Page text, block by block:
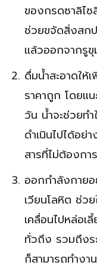
ของกรดซาลิไ
ช่วยขจัดสิ่งสก
แล้วออกจากรูขุ
ดื่มน้ำสะอาดใ
ราคาถูก โดยแ
วัน น้ำจะช่วยท
ดำเนินไปได้อย่
สารที่ไม่ต้องก
ออกกำลังกายอ
เวียนโลหิต ช่วย
เคลื่อนไปหล่อเ
ทั่วถึง รวมถึงร
ก็สามารถทำงา